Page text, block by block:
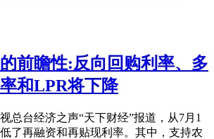
前瞻性:反向回购利率、多
和LPR将下降
总台经济之声“天下财经”报道，从7月1
了再融资和再贴现利率。其中，支持农